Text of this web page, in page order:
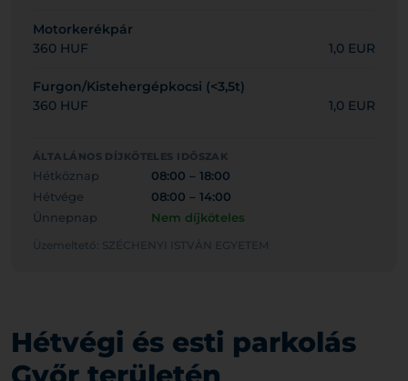
Motorkerékpár
360 HUF
1,0 EUR
Furgon/Kistehergépkocsi (<3,5t)
360 HUF
1,0 EUR
ÁLTALÁNOS DÍJKÖTELES IDŐSZAK
Hétköznap
08:00 – 18:00
Hétvége
08:00 – 14:00
Ünnepnap
Nem díjköteles
Üzemeltető: SZÉCHENYI ISTVÁN EGYETEM
Hétvégi és esti parkolás